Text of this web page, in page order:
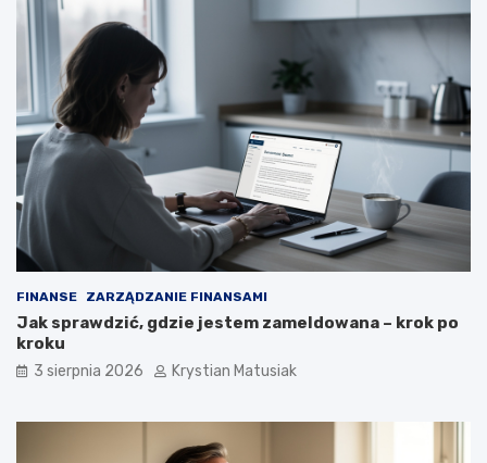
FINANSE ZARZĄDZANIE FINANSAMI
Jak sprawdzić, gdzie jestem zameldowana – krok po
kroku
3 sierpnia 2026 Krystian Matusiak